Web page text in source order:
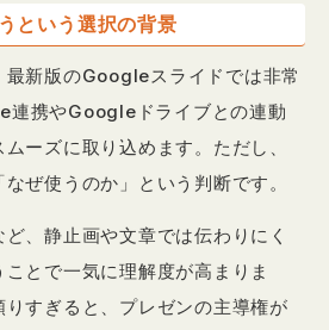
という選択の背景
最新版のGoogleスライドでは非常
連携やGoogleドライブとの連動
ーズに取り込めます。ただし、
ぜ使うのか」という判断です。
、静止画や文章では伝わりにく
とで一気に理解度が高まりま
すぎると、プレゼンの主導権が